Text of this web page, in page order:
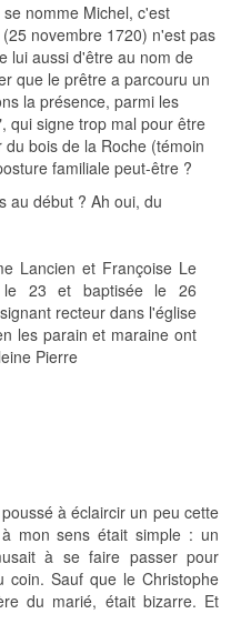
nomme Michel, c'est
novembre 1720) n'est pas
lui aussi d'être au nom de
que le prêtre a parcouru un
la présence, parmi les
qui signe trop mal pour être
bois de la Roche (témoin
familiale peut-être ?
au début ? Ah oui, du
Lancien et Françoise Le
le 23 et baptisée le 26
recteur dans l'église
les parain et maraine ont
Pierre
à éclaircir un peu cette
mon sens était simple : un
à se faire passer pour
coin. Sauf que le Christophe
du marié, était bizarre. Et